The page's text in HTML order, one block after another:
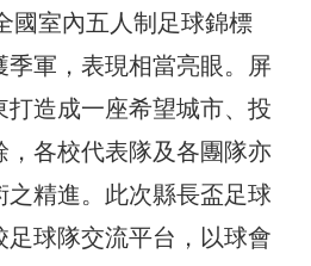
國室內五人制足球錦標
季軍，表現相當亮眼。屏
造成一座希望城市、投
，各校代表隊及各團隊亦
精進。此次縣長盃足球
球隊交流平台，以球會